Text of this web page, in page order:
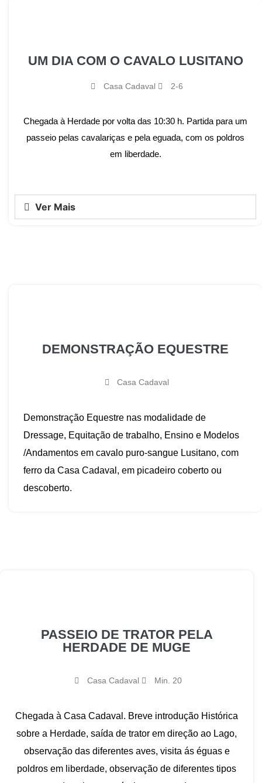
UM DIA COM O CAVALO LUSITANO
Casa Cadaval 2-6
Chegada à Herdade por volta das 10:30 h. Partida para um
passeio pelas cavalariças e pela eguada, com os poldros
em liberdade.
Ver Mais
DEMONSTRAÇÃO EQUESTRE
Casa Cadaval
Demonstração Equestre nas modalidade de
Dressage, Equitação de trabalho, Ensino e Modelos
/Andamentos em cavalo puro-sangue Lusitano, com
ferro da Casa Cadaval, em picadeiro coberto ou
descoberto.
PASSEIO DE TRATOR PELA
HERDADE DE MUGE
Casa Cadaval Min. 20
Chegada à Casa Cadaval. Breve introdução Histórica
sobre a Herdade, saída de trator em direção ao Lago,
observação das diferentes aves, visita ás éguas e
poldros em liberdade, observação de diferentes tipos